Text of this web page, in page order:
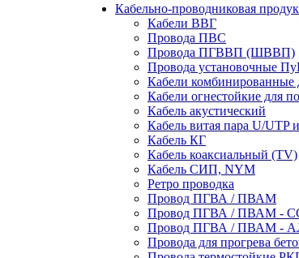
Кабельно-проводниковая
Кабели ВВГ
Провода ПВС
Провода ПГВВП (ШВВП)
Провода установочные
Кабели комбинированные
Кабели огнестойкие для
Кабель акустический
Кабель витая пара U/UTP
Кабель КГ
Кабель коаксиальный (TV)
Кабель СИП, NYM
Ретро проводка
Провод ПГВА / ПВАМ
Провод ПГВА / ПВАМ -
Провод ПГВА / ПВАМ -
Провода для прогрева